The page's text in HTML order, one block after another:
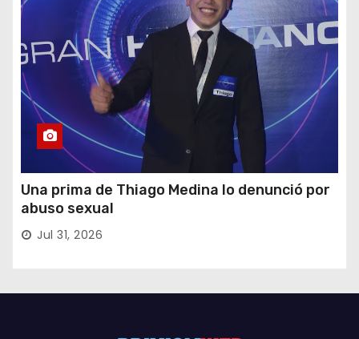
Una prima de Thiago Medina lo denunció por
abuso sexual
Jul 31, 2026